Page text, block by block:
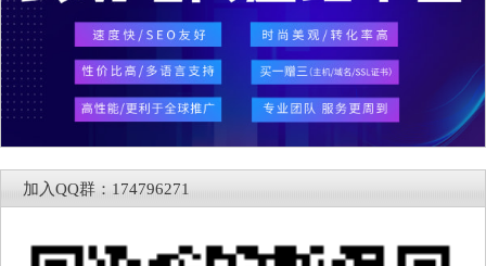
加入QQ群：174796271